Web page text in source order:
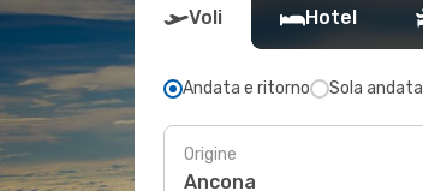
Voli Hotel
Andata e ritorno Sola andata
Origine